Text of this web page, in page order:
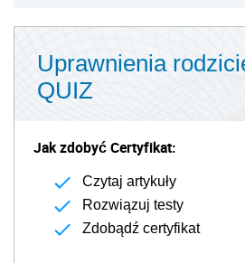
Uprawnienia
QUIZ
Jak zdobyć Certyfikat:
Czytaj artykuły
Rozwiązuj testy
Zdobądź certyfikat